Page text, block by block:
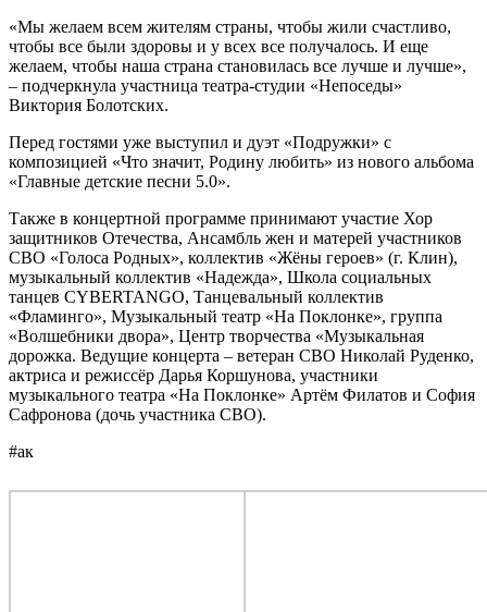
«Мы желаем всем жителям страны, чтобы жили счастливо,
чтобы все были здоровы и у всех все получалось. И еще
желаем, чтобы наша страна становилась все лучше и лучше»,
– подчеркнула участница театра-студии «Непоседы»
Виктория Болотских.
Перед гостями уже выступил и дуэт «Подружки» с
композицией «Что значит, Родину любить» из нового альбома
«Главные детские песни 5.0».
Также в концертной программе принимают участие Хор
защитников Отечества, Ансамбль жен и матерей участников
СВО «Голоса Родных», коллектив «Жёны героев» (г. Клин),
музыкальный коллектив «Надежда», Школа социальных
танцев CYBERTANGO, Танцевальный коллектив
«Фламинго», Музыкальный театр «На Поклонке», группа
«Волшебники двора», Центр творчества «Музыкальная
дорожка. Ведущие концерта – ветеран СВО Николай Руденко,
актриса и режиссёр Дарья Коршунова, участники
музыкального театра «На Поклонке» Артём Филатов и София
Сафронова (дочь участника СВО).
#ак